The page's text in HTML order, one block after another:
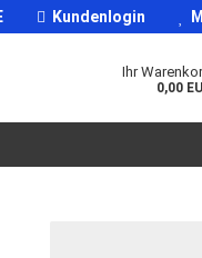
Kundenlogin
Ihr
0,00